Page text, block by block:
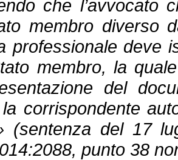
che l’avvocato
membro diverso
professionale deve
membro, la
del
corrispondente
(sentenza del 17
punto 38